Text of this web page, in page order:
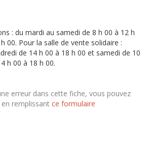
: du mardi au samedi de 8 h 00 à 12 h
00. Pour la salle de vente solidaire :
de 14 h 00 à 18 h 00 et samedi de 10
h 00 à 18 h 00.
erreur dans cette fiche, vous pouvez
remplissant ce formulaire